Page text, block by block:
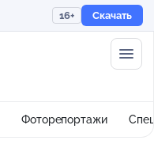
16+ Скачать
Фоторепортажи